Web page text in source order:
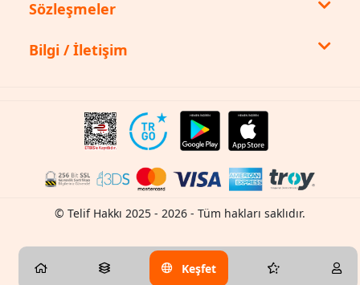
Sözleşmeler
Bilgi / İletişim
© Telif Hakkı 2025 - 2026 - Tüm hakları saklıdır.
Keşfet